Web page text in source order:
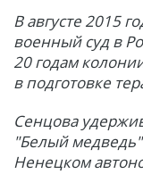
В августе 2015
военный суд в
20 годам
в подготовке
Сенцова
"Белый
Ненецком